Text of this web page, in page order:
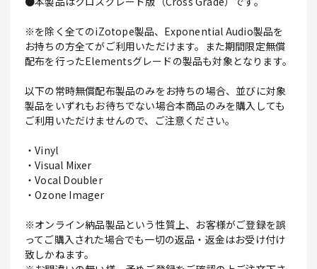
※を除く全てのiZotope製品、Exponential Audio製品を
お持ちの方全てがご利用いただけます。また期間限定無償
配布を行ったElementsグレードの製品も対象となります。
以下の常時無償配布製品のみをお持ちの場合、並びに対象
製品をいずれもお待ちでない場合本商品のみを購入しても
ご利用いただけませんので、ご注意ください。
・Vinyl
・Visual Mixer
・Vocal Doubler
・Ozone Imager
※オンライン納品製品という性質上、お客様がご登録を誤
ってご購入された場合でも一切の返品・返金はお受け付け
致しかねます。